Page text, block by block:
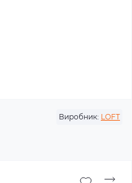
Виробник: LOFT